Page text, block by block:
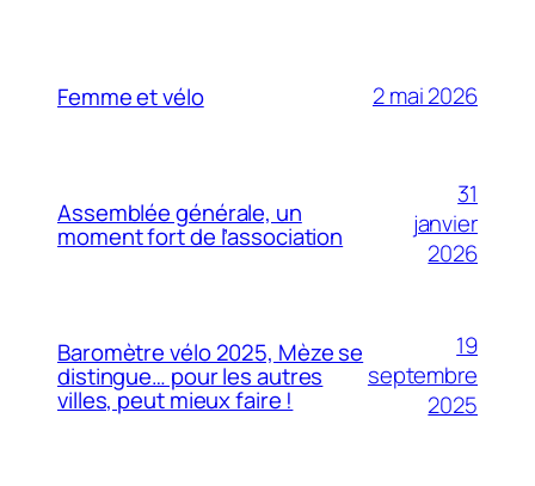
Femme et vélo 2 mai 2026
Assemblée générale, un
moment fort de l’association
31
janvier
2026
Baromètre vélo 2025, Mèze se
distingue… pour les autres
villes, peut mieux faire !
19
septembre
2025